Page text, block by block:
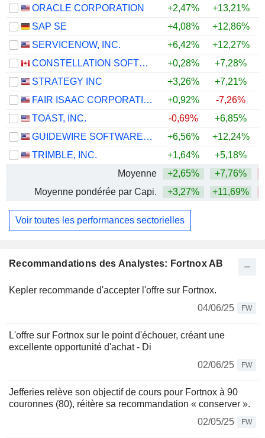
Recommandations des Analystes: Fortnox AB
Kepler recommande d'accepter l'offre sur Fortnox.
04/06/25
FW
L'offre sur Fortnox sur le point d'échouer, créant une
excellente opportunité d'achat - Di
02/06/25
FW
Jefferies relève son objectif de cours pour Fortnox à 90
couronnes (80), réitère sa recommandation « conserver ».
02/05/25
FW
ORACLE CORPORATION
+2,47% +13,21%
SAP SE
+4,08% +12,86%
SERVICENOW, INC.
+6,42% +12,27%
CONSTELLATION SOFTWARE INC.
+0,28% +7,28%
STRATEGY INC
+3,26% +7,21%
FAIR ISAAC CORPORATION
+0,92% -7,26%
TOAST, INC.
-0,69% +6,85%
GUIDEWIRE SOFTWARE, INC.
+6,56% +12,24%
TRIMBLE, INC.
+1,64% +5,18%
Moyenne
+2,65% +7,76%
Moyenne pondérée par Capi.
+3,27% +11,69%
Voir toutes les performances sectorielles